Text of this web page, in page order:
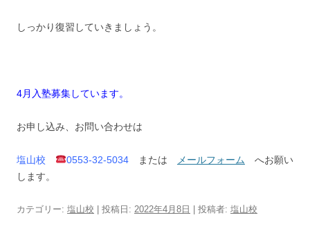
しっかり復習していきましょう。
4月入塾募集しています。
お申し込み、お問い合わせは
塩山校 0553-32-5034または メールフォーム
へお願い
します。
カテゴリー: 塩山校 | 投稿日: 2022年4月8日 投稿者: 塩山校